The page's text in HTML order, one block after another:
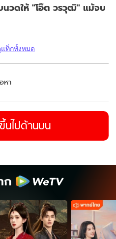
วดให้ "โอ๊ต วรวุฒิ" แม้จบ
ท็กทั้งหมด
หา
นไปด้านบน
ก